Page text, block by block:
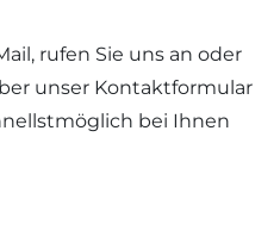
rufen Sie uns an oder
unser Kontaktformular
bei Ihnen